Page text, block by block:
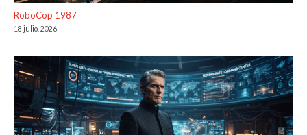
RoboCop 1987
18 julio, 2026